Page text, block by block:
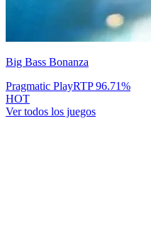
Big Bass Bonanza
Pragmatic PlayRTP96.71%
HOT
Ver todos los juegos